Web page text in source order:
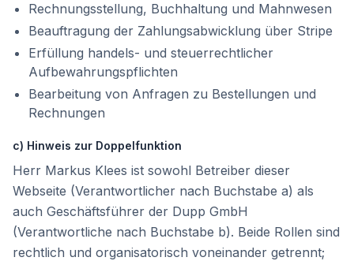
Rechnungsstellung, Buchhaltung und Mahnwesen
Beauftragung der Zahlungsabwicklung über Stripe
Erfüllung handels- und steuerrechtlicher
Aufbewahrungspflichten
Bearbeitung von Anfragen zu Bestellungen und
Rechnungen
c) Hinweis zur Doppelfunktion
Herr Markus Klees ist sowohl Betreiber dieser
Webseite (Verantwortlicher nach Buchstabe a) als
auch Geschäftsführer der Dupp GmbH
(Verantwortliche nach Buchstabe b). Beide Rollen sind
rechtlich und organisatorisch voneinander getrennt;